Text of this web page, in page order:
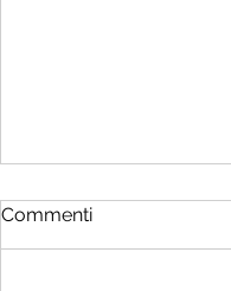
Commenti